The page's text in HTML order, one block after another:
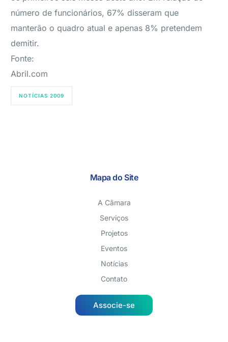
número de funcionários, 67% disseram que
manterão o quadro atual e apenas 8% pretendem
demitir.
Fonte:
Abril.com
NOTÍCIAS 2009
Mapa do Site
A Câmara
Serviços
Projetos
Eventos
Notícias
Contato
Associe-se